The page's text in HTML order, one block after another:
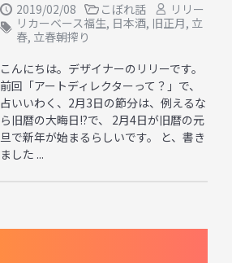
2019/02/08 こぼれ話
リリー
リカーベース福生, 日本酒, 旧正月, 立
春, 立春朝搾り
こんにちは。デザイナーのリリーです。
前回「アートディレクターって？」で、
占いいわく、2月3日の節分は、例えるな
ら旧暦の大晦日!?で、 2月4日が旧暦の元
旦で新年が始まるらしいです。 と、書き
ました ...